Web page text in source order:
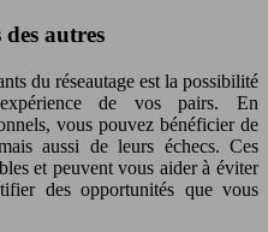
autres
du réseautage est la possibilité
de vos pairs. En
vous pouvez bénéficier de
aussi de leurs échecs. Ces
et peuvent vous aider à éviter
des opportunités que vous